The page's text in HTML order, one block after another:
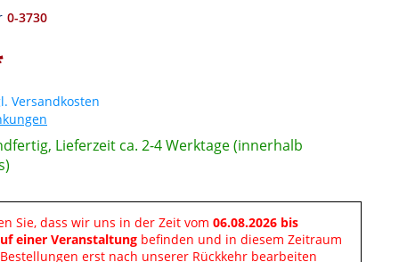
0-3730
Versandkosten
Lieferzeit ca. 2-4 Werktage (innerhalb
Sie, dass wir uns in der Zeit vom 06.08.2026 bis
einer Veranstaltung befinden und in diesem Zeitraum
erst nach unserer Rückkehr bearbeiten